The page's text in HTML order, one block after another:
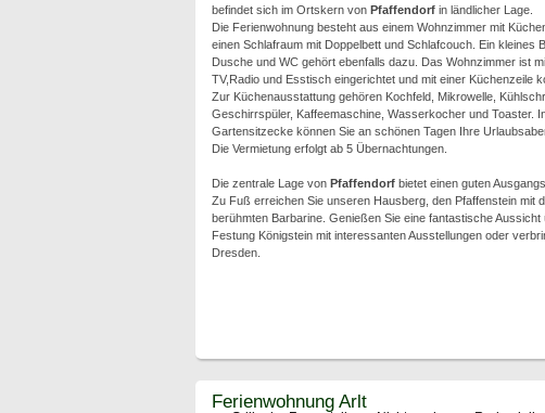
befindet sich im Ortskern von Pfaffendorfin ländlicher Lage.
Die Ferienwohnung besteht aus einem Wohnzimmer mit
einen Schlafraum mit Doppelbett und Schlafcouch. Ein kleines
Dusche und WC gehört ebenfalls dazu. Das Wohnzimmer ist
TV,Radio und Esstisch eingerichtet und mit einer Küchenzeile
Zur Küchenausstattung gehören Kochfeld, Mikrowelle,
Geschirrspüler, Kaffeemaschine, Wasserkocher und Toaster.
Gartensitzecke können Sie an schönen Tagen Ihre
Die Vermietung erfolgt ab 5 Übernachtungen.
Die zentrale Lage von Pfaffendorfbietet einen guten
Zu Fuß erreichen Sie unseren Hausberg, den Pfaffenstein mit
berühmten Barbarine. Genießen Sie eine fantastische
Festung Königstein mit interessanten Ausstellungen oder
Dresden.
Ferienwohnung Arlt